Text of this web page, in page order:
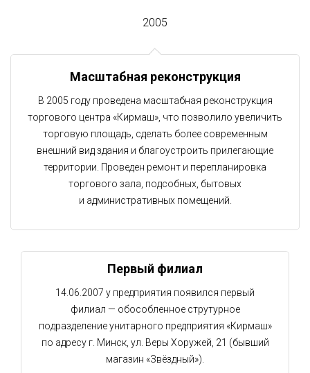
2005
Масштабная реконструкция
В 2005 году проведена масштабная реконструкция
торгового центра «Кирмаш», что позволило увеличить
торговую площадь, сделать более современным
внешний вид здания и благоустроить прилегающие
территории. Проведен ремонт и перепланировка
торгового зала, подсобных, бытовых
и административных помещений.
Первый филиал
14.06.2007 у предприятия появился первый
филиал — обособленное струтурное
подразделение унитарного предприятия «Кирмаш»
по адресу г. Минск, ул. Веры Хоружей, 21 (бывший
магазин «Звёздный»).